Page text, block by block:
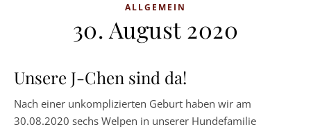
ALLGEMEIN
30. August 2020
Unsere J-Chen sind da!
Nach einer unkomplizierten Geburt haben wir am
30.08.2020 sechs Welpen in unserer Hundefamilie